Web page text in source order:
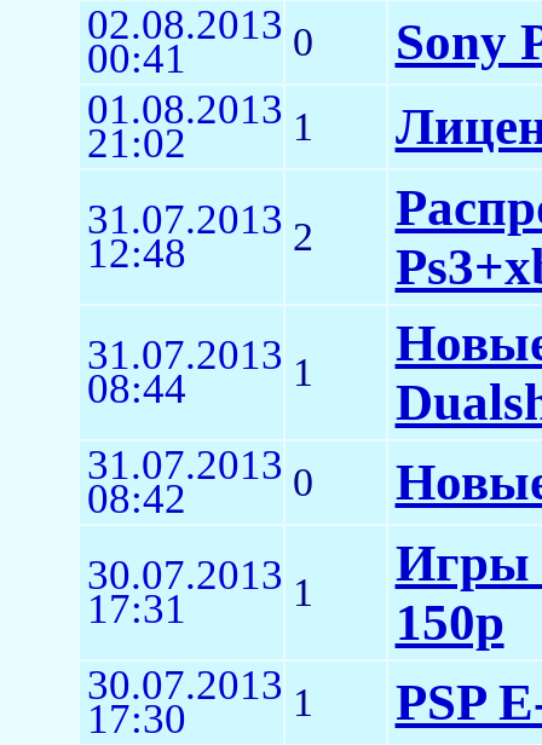
02.08.2013
00:41 0 Sony
01.08.2013
21:02 1
31.07.2013
12:48 2
31.07.2013
08:44 1
31.07.2013
08:42 0
30.07.2013
17:31 1
Игры
150р
30.07.2013
17:30 1 PSP